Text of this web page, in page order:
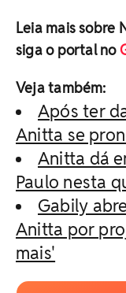
Leia mais sobre
siga o portal no
Veja também:
Após ter
Anitta se
Anitta dá
Paulo nesta
Gabily
Anitta por
mais'